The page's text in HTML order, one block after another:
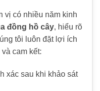
vị có nhiều năm kinh
đồng hồ cây, hiểu rõ
tôi luôn đặt lợi ích
cam kết:
xác sau khi khảo sát